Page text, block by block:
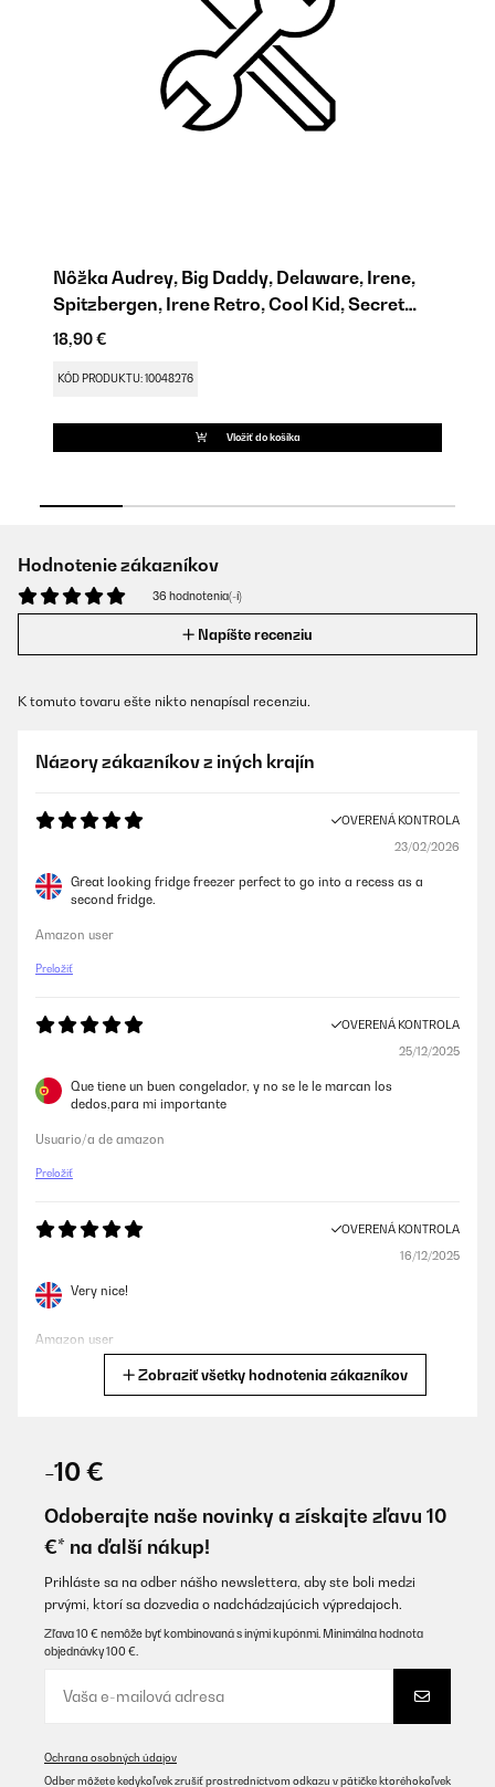
Nôžka Audrey, Big Daddy, Delaware, Irene,
Spitzbergen, Irene Retro, Cool Kid, Secret
Cool
18,90 €
KÓD PRODUKTU: 10048276
Vložiť do košíka
Hodnotenie zákazníkov
36 hodnotenia(-í)
Napíšte recenziu
K tomuto tovaru ešte nikto nenapísal recenziu.
Názory zákazníkov z iných krajín
OVERENÁ KONTROLA
23/02/2026
Great looking fridge freezer perfect to go into a recess as a
second fridge.
Amazon user
Preložiť
OVERENÁ KONTROLA
25/12/2025
Que tiene un buen congelador, y no se le le marcan los
dedos,para mi importante
Usuario/a de amazon
Preložiť
OVERENÁ KONTROLA
16/12/2025
Very nice!
Amazon user
Amazon user
OVERENÁ KONTROLA
Buenas para camping
Zobraziť všetky hodnotenia zákazníkov
-10 €
Odoberajte naše novinky a získajte zľavu 10
€* na ďalší nákup!
Prihláste sa na odber nášho newslettera, aby ste boli medzi
prvými, ktorí sa dozvedia o nadchádzajúcich výpredajoch.
Zľava 10 € nemôže byť kombinovaná s inými kupónmi. Minimálna hodnota
objednávky 100 €.
Ochrana osobných údajov
Odber môžete kedykoľvek zrušiť prostredníctvom odkazu v pätičke ktoréhokoľvek